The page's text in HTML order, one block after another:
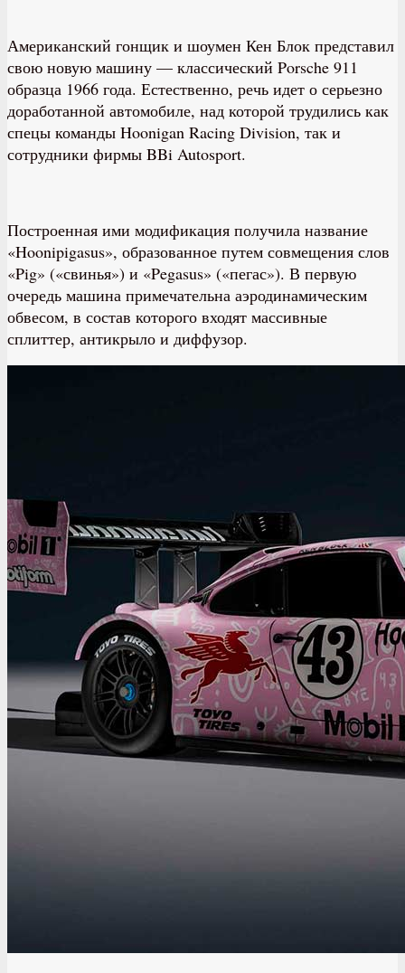
Американский гонщик и шоумен Кен Блок представил
свою новую машину — классический Porsche 911
образца 1966 года. Естественно, речь идет о серьезно
доработанной автомобиле, над которой трудились как
спецы команды Hoonigan Racing Division, так и
сотрудники фирмы BBi Autosport.
Построенная ими модификация получила название
«Hoonipigasus», образованное путем совмещения слов
«Pig» («свинья») и «Pegasus» («пегас»). В первую
очередь машина примечательна аэродинамическим
обвесом, в состав которого входят массивные
сплиттер, антикрыло и диффузор.